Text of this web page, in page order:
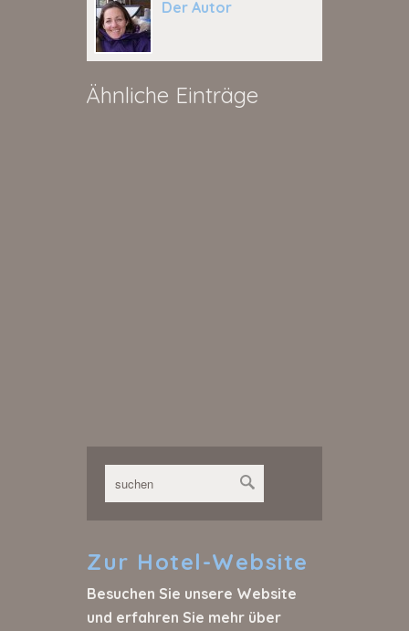
Der Autor
Ähnliche Einträge
Zur Hotel-Website
Besuchen Sie unsere Website
und erfahren Sie mehr über